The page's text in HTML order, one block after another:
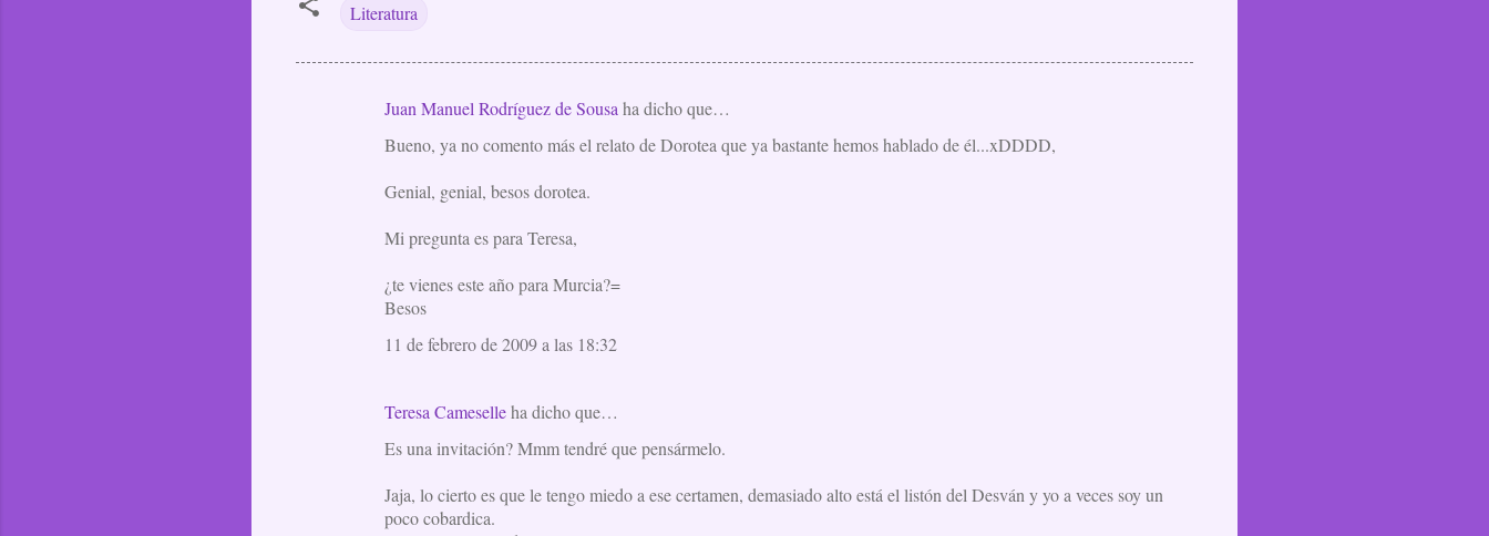
Literatura
Juan Manuel Rodríguez de Sousa ha dicho que…
Bueno, ya no comento más el relato de Dorotea que ya bastante hemos hablado de él...xDDDD,
Genial, genial, besos dorotea.
Mi pregunta es para Teresa,
¿te vienes este año para Murcia?=
Besos
11 de febrero de 2009 a las 18:32
Teresa Cameselleha dicho que…
Es una invitación? Mmm tendré que pensármelo.
Jaja, lo cierto es que le tengo miedo a ese certamen, demasiado alto está el listón del Desván y yo a veces soy un
poco cobardica.